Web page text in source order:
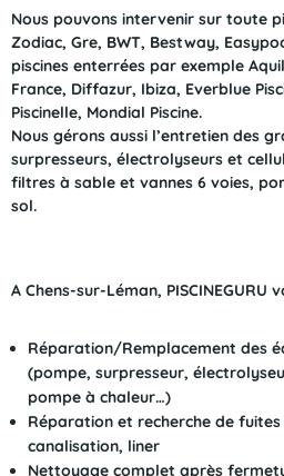
Nous pouvons intervenir sur toute
Zodiac, Gre, BWT, Bestway,
piscines enterrées par exemple
France, Diffazur, Ibiza, Everblue
Piscinelle, Mondial Piscine.
Nous gérons aussi l’entretien des
surpresseurs, électrolyseurs et
filtres à sable et vannes 6 voies,
sol.
A Chens-sur-Léman, PISCINEGURU
Réparation/Remplacement des
(pompe, surpresseur,
pompe à chaleur…)
Réparation et recherche de
canalisation, liner
Nettoyage complet après